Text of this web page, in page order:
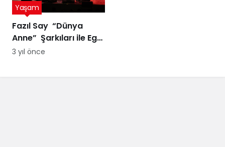
Fazıl Say “Dünya
Anne” Şarkıları ile Ege
Turnesi’nde
Yaşam
3 yıl önce